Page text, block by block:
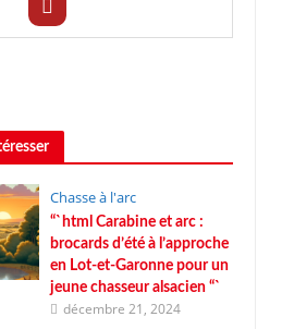
Chasse à l'arc
“`html Carabine et arc :
brocards d’été à l’approche
en Lot-et-Garonne pour un
jeune chasseur alsacien “`
décembre 21, 2024